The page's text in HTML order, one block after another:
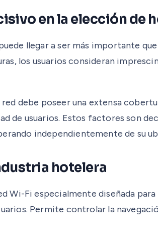
en la elección de
llegar a ser más importante
los usuarios consideran
debe poseer una extensa
de usuarios. Estos factores son
independientemente de su
hotelera
Wi-Fi especialmente diseñada
Permite controlar la